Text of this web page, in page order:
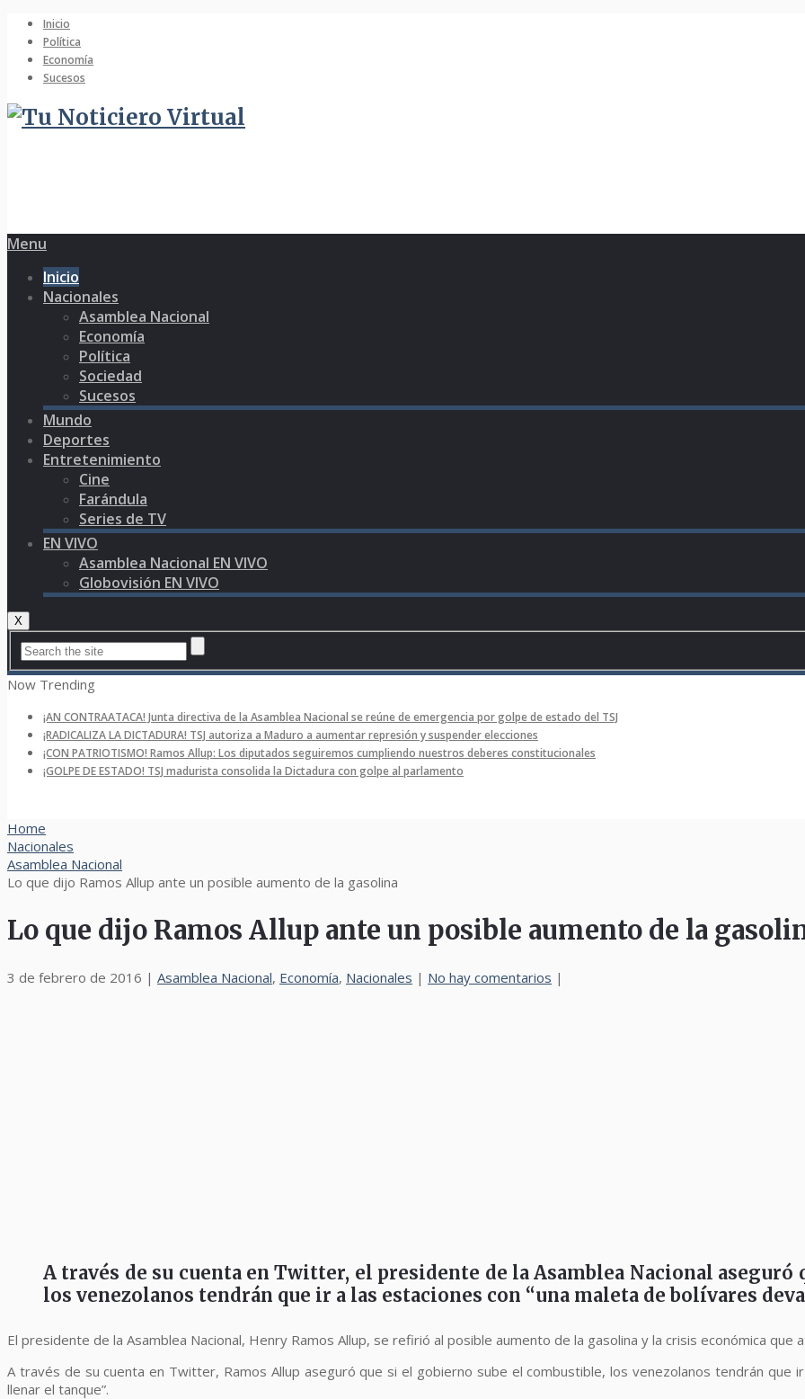
Inicio
Política
Economía
Sucesos
Menu
Inicio
Nacionales
Asamblea Nacional
Economía
Política
Sociedad
Sucesos
Mundo
Deportes
Entretenimiento
Cine
Farándula
Series de TV
EN VIVO
Asamblea Nacional EN VIVO
Globovisión EN VIVO
X
Now Trending
¡AN CONTRAATACA! Junta directiva de la Asamblea Nacional se reúne de emergencia por golpe de estado del TSJ
¡RADICALIZA LA DICTADURA! TSJ autoriza a Maduro a aumentar represión y suspender elecciones
¡CON PATRIOTISMO! Ramos Allup: Los diputados seguiremos cumpliendo nuestros deberes constitucionales
¡GOLPE DE ESTADO! TSJ madurista consolida la Dictadura con golpe al parlamento
Home
Nacionales
Asamblea Nacional
Lo que dijo Ramos Allup ante un posible aumento de la gasolina
Lo que dijo Ramos Allup ante un posible aumento de la
3 de febrero de 2016 | Asamblea Nacional, Economía, Nacionales | No hay comentarios |
A través de su cuenta en Twitter, el presidente de la Asamblea Nacional
los venezolanos tendrán que ir a las estaciones con “una maleta de bolívares
El presidente de la Asamblea Nacional, Henry Ramos Allup, se refirió al posible aumento de la gasolina y la crisis económica que
A través de su cuenta en Twitter, Ramos Allup aseguró que si el gobierno sube el combustible, los venezolanos tendrán que
llenar el tanque”.